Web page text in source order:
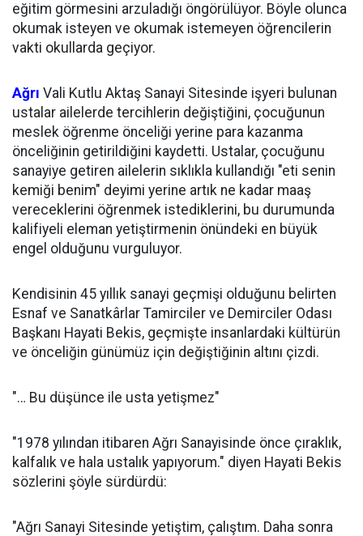
eğitim görmesini arzuladığı öngörülüyor. Böyle olunca
okumak isteyen ve okumak istemeyen öğrencilerin
vakti okullarda geçiyor.
Ağrı Vali Kutlu Aktaş Sanayi Sitesinde işyeri bulunan
ustalar ailelerde tercihlerin değiştiğini, çocuğunun
meslek öğrenme önceliği yerine para kazanma
önceliğinin getirildiğini kaydetti. Ustalar, çocuğunu
sanayiye getiren ailelerin sıklıkla kullandığı "eti senin
kemiği benim" deyimi yerine artık ne kadar maaş
vereceklerini öğrenmek istediklerini, bu durumunda
kalifiyeli eleman yetiştirmenin önündeki en büyük
engel olduğunu vurguluyor.
Kendisinin 45 yıllık sanayi geçmişi olduğunu belirten
Esnaf ve Sanatkârlar Tamirciler ve Demirciler Odası
Başkanı Hayati Bekis, geçmişte insanlardaki kültürün
ve önceliğin günümüz için değiştiğinin altını çizdi.
"… Bu düşünce ile usta yetişmez"
"1978 yılından itibaren Ağrı Sanayisinde önce çıraklık,
kalfalık ve hala ustalık yapıyorum." diyen Hayati Bekis
sözlerini şöyle sürdürdü:
"Ağrı Sanayi Sitesinde yetiştim, çalıştım. Daha sonra